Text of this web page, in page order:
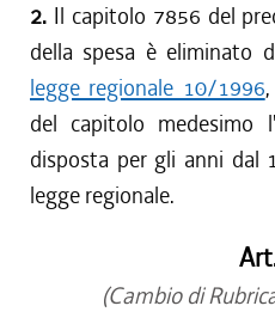
2. Il capitolo 7856 del
della spesa è eliminato
legge regionale 10/1996
del capitolo medesimo
disposta per gli anni dal
legge regionale.
(Cambio di